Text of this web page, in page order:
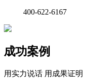
400-622-6167
成功案例
用实力说话 用成果证明